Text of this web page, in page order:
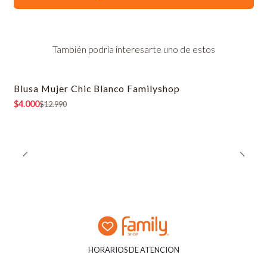
También podría interesarte uno de estos
-69% OFF
Blusa Mujer Chic Blanco Familyshop
$4.000$12.990
HORARIOS DE ATENCION